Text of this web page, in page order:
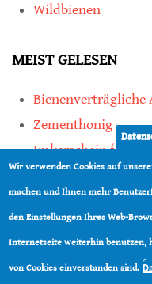
Wildbienen
MEIST GELESEN
Bienenverträgliche
Zementhonig
Imkerschein für
Kauf von
teilen
Wir verwenden Cookies auf
machen und Ihnen mehr
den Einstellungen Ihres Web-
Internetseite weiterhin benutzen,
von Cookies einverstanden sind.